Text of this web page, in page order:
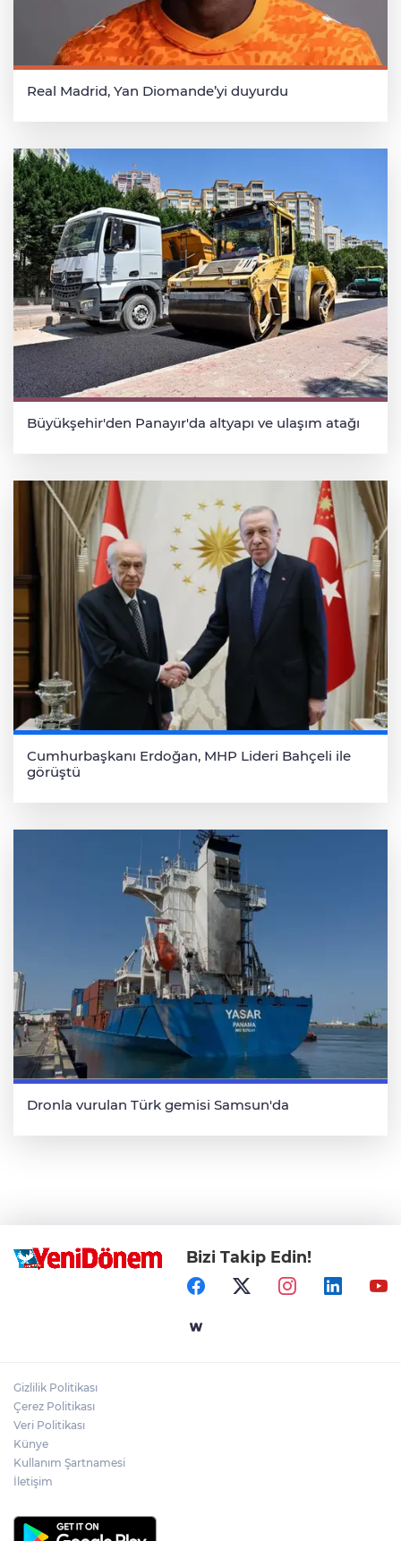
Real Madrid, Yan Diomande’yi duyurdu
Büyükşehir'den Panayır'da altyapı ve ulaşım atağı
Cumhurbaşkanı Erdoğan, MHP Lideri Bahçeli ile
görüştü
Dronla vurulan Türk gemisi Samsun'da
Bizi Takip Edin!
Gizlilik Politikası
Çerez Politikası
Veri Politikası
Künye
Kullanım Şartnamesi
İletişim